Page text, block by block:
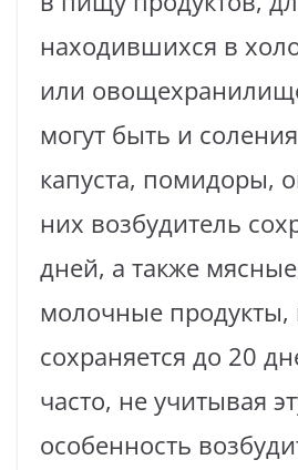
находившихся в
или
могут быть и
капуста, помидоры,
них возбудитель
дней, а также
молочные продукты,
сохраняется до 20
часто, не учитывая
особенность